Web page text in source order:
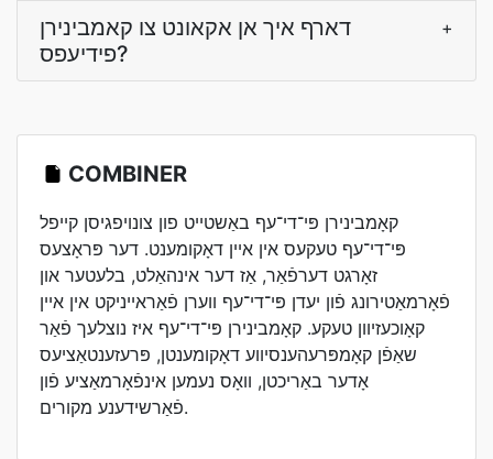
דארף איך אן אקאונט צו קאמבינירן
פידיעפס?
+
COMBINER
קאָמבינירן פּי־די־עף באַשטייט פון צונויפגיסן קייפל
פּי־די־עף טעקעס אין איין דאָקומענט. דער פּראָצעס
זאָרגט דערפֿאַר, אַז דער אינהאַלט, בלעטער און
פֿאָרמאַטירונג פֿון יעדן פּי־די־עף ווערן פֿאַראייניקט אין איין
קאָוכעזיוון טעקע. קאָמבינירן פּי־די־עף איז נוצלעך פֿאַר
שאַפֿן קאָמפּרעהענסיווע דאָקומענטן, פּרעזענטאַציעס
אָדער באַריכטן, וואָס נעמען אינפֿאָרמאַציע פֿון
פֿאַרשידענע מקורים.